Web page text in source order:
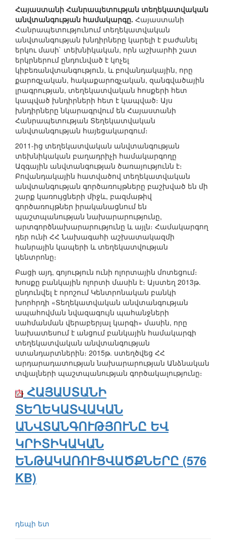
Հայաստանի Հանրապետության տեղեկատվական
անվտանգության համակարգը. Հայաստանի
Հանրապետությունում տեղեկատվական
անվտանգության խնդիրները կարելի է բաժանել
երկու մասի` տեխնիկական, որն աշխարհի շատ
երկրներում ընդունված է կոչել
կիբեռանվտանգություն, և բովանդակային, որը
քարոզչական, հակաքարոզչական, զանգվածային
լրագրության, տեղեկատվական հոսքերի հետ
կապված խնդիրների հետ է կապված։ Այս
խնդիրները նկարագրվում են Հայաստանի
Հանրապետության Տեղեկատվական
անվտանգության հայեցակարգում։
2011-ից տեղեկատվական անվտանգության
տեխնիկական բաղադրիչի համակարգողը
Ազգային անվտանգության ծառայությունն է։
Բովանդակային հատվածով տեղեկատվական
անվտանգության գործառույթները բաշխված են մի
շարք կառույցների միջև, բազմաթիվ
գործառույթներ իրականացնում են
պաշտպանության նախարարությունը,
արտգործնախարարությունը և այլն։ Համակարգող
դեր ունի ՀՀ Նախագահի աշխատակազմի
հանրային կապերի և տեղեկատվության
կենտրոնը։
Բացի այդ, գոյություն ունի ոլորտային մոտեցում։
Խոսքը բանկային ոլորտի մասին է։ Այստեղ 2013թ.
ընդունվել է որոշում Կենտրոնական բանկի
խորհրդի «Տեղեկատվական անվտանգության
ապահովման նվազագույն պահանջների
սահմանման վերաբերյալ կարգի» մասին, որը
նախատեսում է անցում բանկային համակարգի
տեղեկատվական անվտանգության
ստանդարտներին։ 2015թ. ստեղծվեց ՀՀ
արդարադատության նախարարության Անձնական
տվյալների պաշտպանության գործակալությունը։
ՀԱՅԱՍՏԱՆԻ
ՏԵՂԵԿԱՏՎԱԿԱՆ
ԱՆՎՏԱՆԳՈՒԹՅՈՒՆԸ ԵՎ
ԿՐԻՏԻԿԱԿԱՆ
ԵՆԹԱԿԱՌՈՒՑՎԱԾՔՆԵՐԸ (576
KB)
դեպի ետ